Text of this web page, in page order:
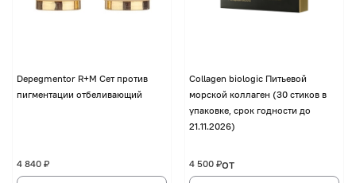
Depegmentor R+M Сет против
пигментации отбеливающий
4 840 ₽
Collagen biologic Питьевой
морской коллаген (30 стиков в
упаковке, срок годности до
21.11.2026)
от
4 500 ₽